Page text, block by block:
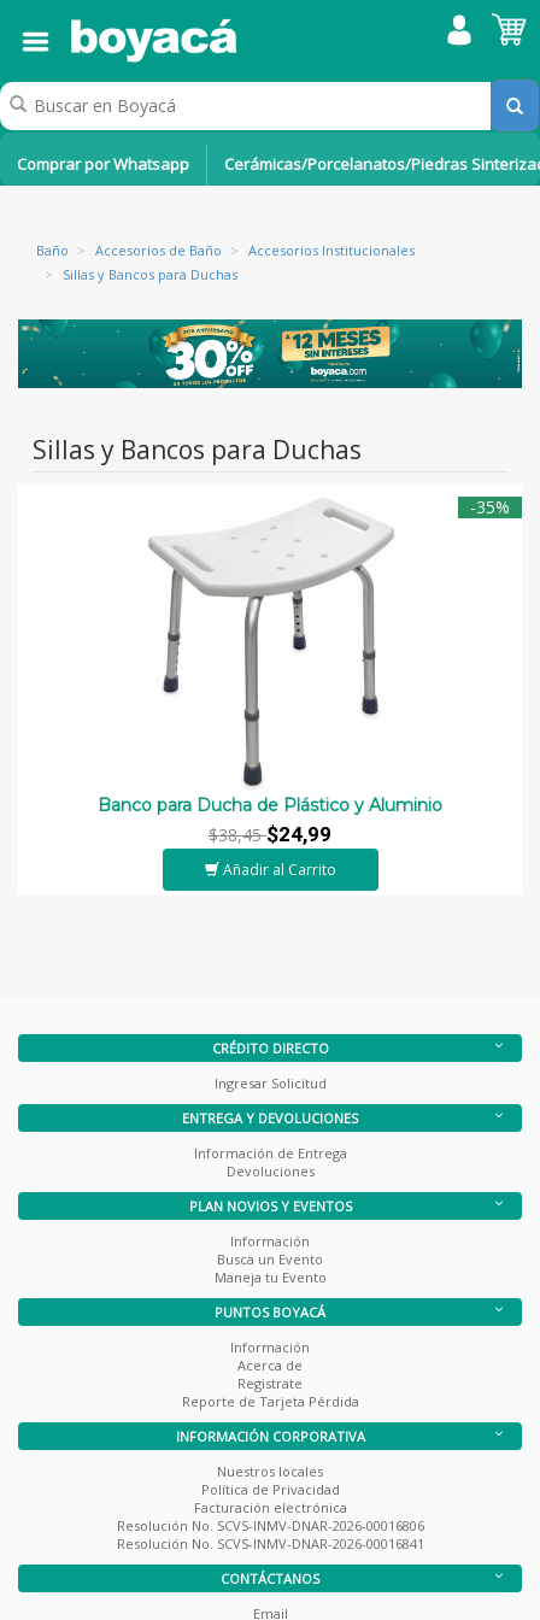
Comprar por Whatsapp Cerámicas/Porcelanatos/Piedras
Baño > Accesorios de Baño > Accesorios Institucionales
>
Sillas y Bancos para Duchas
Sillas y Bancos para Duchas
-35%
Banco para Ducha de Plástico y Aluminio
$38,45$24,99
Añadir al Carrito
CRÉDITO DIRECTO
Ingresar Solicitud
ENTREGA Y DEVOLUCIONES
Información de Entrega
Devoluciones
PLAN NOVIOS Y EVENTOS
Información
Busca un Evento
Maneja tu Evento
PUNTOS BOYACÁ
Información
Acerca de
Registrate
Reporte de Tarjeta Pérdida
INFORMACIÓN CORPORATIVA
Nuestros locales
Política de Privacidad
Facturación electrónica
Resolución No. SCVS-INMV-DNAR-2026-00016806
Resolución No. SCVS-INMV-DNAR-2026-00016841
CONTÁCTANOS
Email